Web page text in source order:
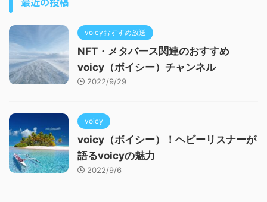
voicyおすすめ放送
NFT・メタバース関連のおすすめ
voicy（ボイシー）チャンネル
2022/9/29
voicy
voicy（ボイシー）！ヘビーリスナーが
語るvoicyの魅力
2022/9/6